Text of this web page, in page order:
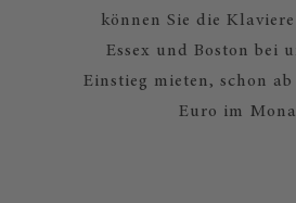
können Sie die
Essex und Boston bei
Einstieg mieten, schon
Euro im